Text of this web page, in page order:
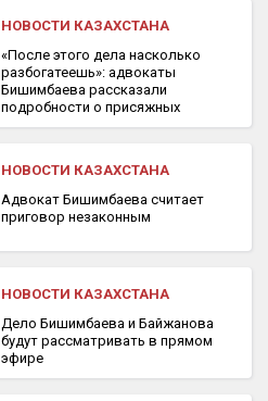
НОВОСТИ КАЗАХСТАНА
«После этого дела насколько
разбогатеешь»: адвокаты
Бишимбаева рассказали
подробности о присяжных
НОВОСТИ КАЗАХСТАНА
Адвокат Бишимбаева считает
приговор незаконным
НОВОСТИ КАЗАХСТАНА
Дело Бишимбаева и Байжанова
будут рассматривать в прямом
эфире